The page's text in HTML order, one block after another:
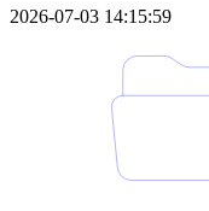
2026-07-03 14:15:59